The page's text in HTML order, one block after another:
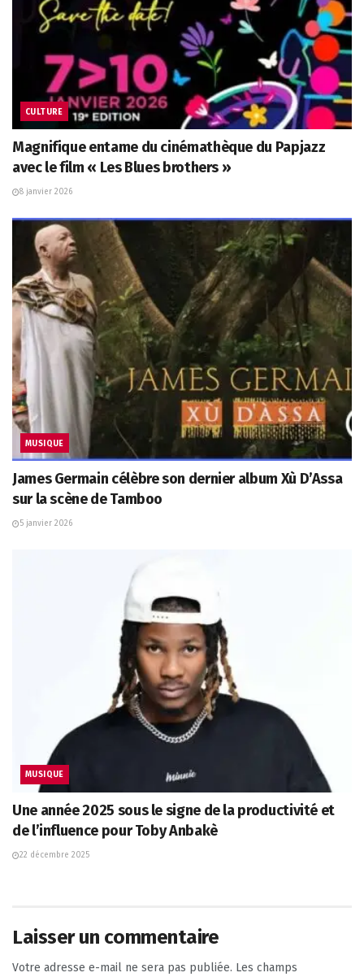
CULTURE
Magnifique entame du cinémathèque du Papjazz
avec le film « Les Blues brothers »
8 janvier 2026
MUSIQUE
James Germain célèbre son dernier album Xù D’Assa
sur la scène de Tamboo
5 janvier 2026
MUSIQUE
Une année 2025 sous le signe de la productivité et
de l’influence pour Toby Anbakè
22 décembre 2025
Laisser un commentaire
Votre adresse e-mail ne sera pas publiée. Les champs